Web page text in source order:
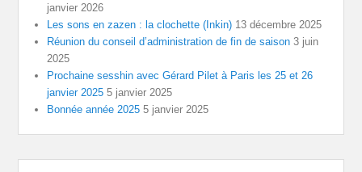
janvier 2026
Les sons en zazen : la clochette (Inkin) 13 décembre 2025
Réunion du conseil d’administration de fin de saison 3 juin
2025
Prochaine sesshin avec Gérard Pilet à Paris les 25 et 26
janvier 2025 5 janvier 2025
Bonnée année 2025 5 janvier 2025